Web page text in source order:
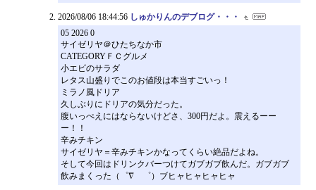
2026/08/06 18:44:56 しゅかりんのデブログ・・・
05 2026 0
サイゼリヤ＠ひたちなか市
CATEGORYＦＣグルメ
小エビのサラダ
レタス山盛りでこのお値段は本当すごいっ！
ミラノ風ドリア
久しぶりにドリアの気分だった。
腹いっぺえにはならないけどさ、300円だよ。震えるーー
ー！！
辛みチキン
サイゼリヤ＝辛みチキンかなってくらい絶品だよね。
そして今回はドリンクバーつけてガブガブ飲んだ。ガブガブ
飲みまくった（゜∇ ゜）ブヒャヒャヒャヒャ